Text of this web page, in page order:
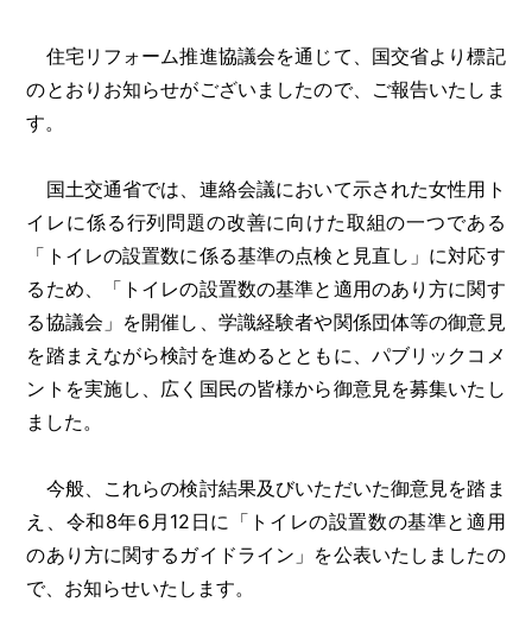
住宅リフォーム推進協議会を通じて、国交省より標記
のとおりお知らせがございましたので、ご報告いたしま
す。
国土交通省では、連絡会議において示された女性用ト
イレに係る行列問題の改善に向けた取組の一つである
「トイレの設置数に係る基準の点検と見直し」に対応す
るため、「トイレの設置数の基準と適用のあり方に関す
る協議会」を開催し、学識経験者や関係団体等の御意見
を踏まえながら検討を進めるとともに、パブリックコメ
ントを実施し、広く国民の皆様から御意見を募集いたし
ました。
今般、これらの検討結果及びいただいた御意見を踏ま
え、令和8年6月12日に「トイレの設置数の基準と適用
のあり方に関するガイドライン」を公表いたしましたの
で、お知らせいたします。